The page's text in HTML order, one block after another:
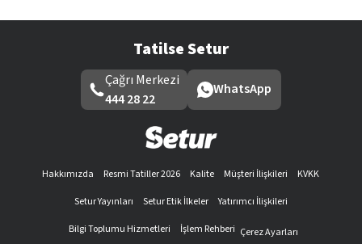
Tatilse Setur
Çağrı Merkezi
444 28 22
WhatsApp
Hakkımızda Resmi Tatiller 2026 Kalite Müşteri İlişkileri
KVKK
Setur Yayınları
Setur Etik İlkeler
Yatırımcı İlişkileri
Bilgi Toplumu Hizmetleri
İşlem Rehberi Çerez Ayarları